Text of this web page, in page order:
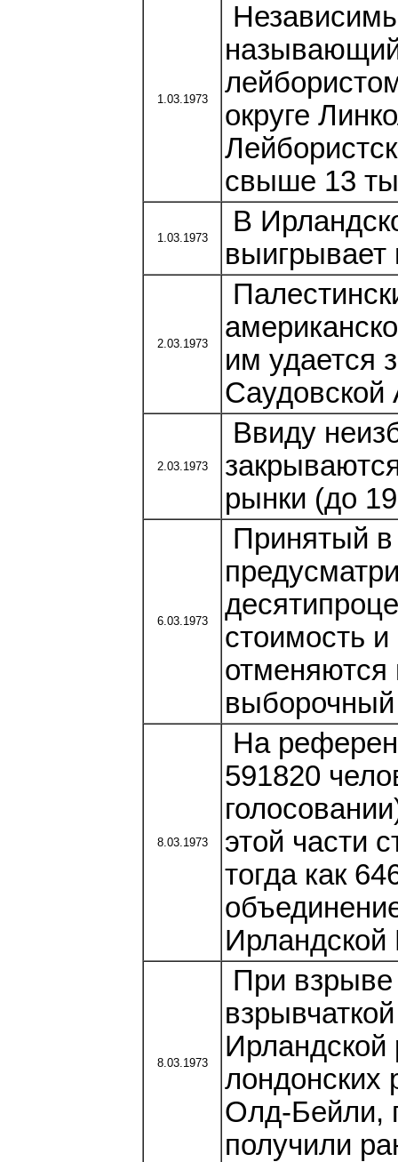
1.03.1973
округе
свыше 13
1.03.1973
В
2.03.1973
им удается
Саудовской
2.03.1973
Ввиду
рынки (до
6.03.1973
Принятый
стоимость
отменяются
выборочный
8.03.1973
На
591820
этой части
тогда как
Ирландской
8.03.1973
При
Ирландской
лондонских
Олд-Бейли,
получили